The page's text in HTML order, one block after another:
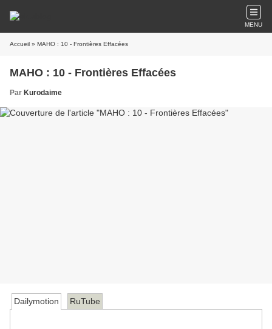
MENU
Accueil » MAHO : 10 - Frontières Effacées
MAHO : 10 - Frontières Effacées
Par Kurodaime
Dailymotion RuTube